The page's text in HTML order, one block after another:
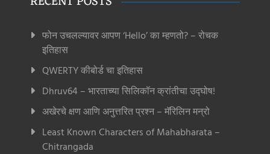
फोन उचलल्यावर आपण ‘Hello’ का म्हणतो? – रोचक
इतिहास
QWERTY कीबोर्ड चा इतिहास
Dhruv64 – भारताच्या सिलिकॉन क्रांतीचा उद्घोष!
अखेरचे क्षण आणि अनुत्तरित प्रश्न – मॅरिलिन मन्रो
Least Known Characters of Mahabharata –
Chitrangada